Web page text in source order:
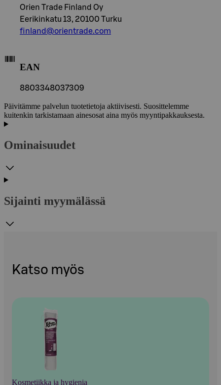
Orien Trade Finland Oy
Eerikinkatu 13, 20100 Turku
finland@orientrade.com
EAN
8803348037309
Päivitämme palvelun tuotetietoja aktiivisesti. Suosittelemme
kuitenkin tarkistamaan ainesosat aina myös myyntipakkauksesta.
Ominaisuudet
Sijainti myymälässä
Katso myös
Kosmetiikka ja hygienia